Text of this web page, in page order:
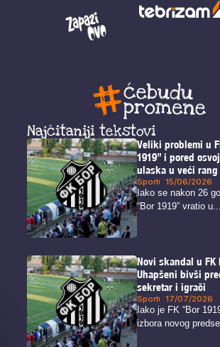
Najčitaniji tekstovi
Veliki problemi u
1919” i pored
ulaska u veći rang
Sport 15/06/2026
Iako se nakon 26
“Bor 1919” vratio u...
Novi skandal u FK
Uhapšeni bivši
sekretar i igrači
Sport 17/07/2026
Iako je FK “Bor
izbora novog